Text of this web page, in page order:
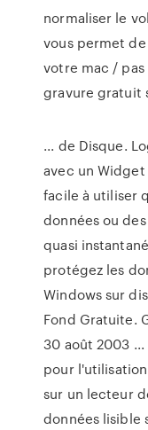
normaliser le
vous permet
votre mac /
gravure gratuit
... de Disque.
avec un
facile à utiliser
données ou
quasi
protégez les
Windows sur
Fond Gratuite.
30 août 2003
pour
sur un lecteur
données lisible